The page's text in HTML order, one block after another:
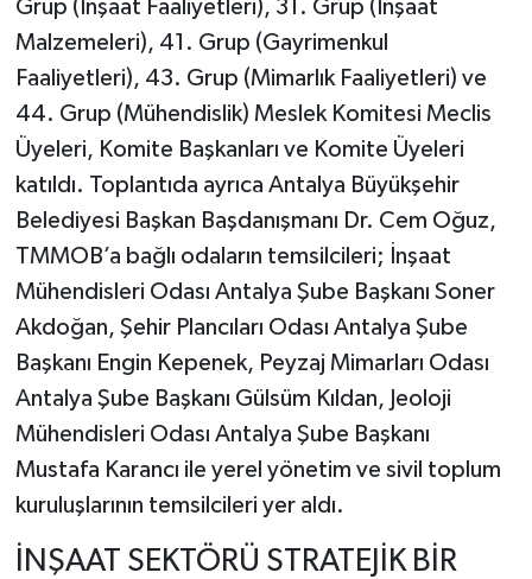
Grup (İnşaat Faaliyetleri), 31. Grup (İnşaat
Malzemeleri), 41. Grup (Gayrimenkul
Faaliyetleri), 43. Grup (Mimarlık Faaliyetleri) ve
44. Grup (Mühendislik) Meslek Komitesi Meclis
Üyeleri, Komite Başkanları ve Komite Üyeleri
katıldı. Toplantıda ayrıca Antalya Büyükşehir
Belediyesi Başkan Başdanışmanı Dr. Cem Oğuz,
TMMOB’a bağlı odaların temsilcileri; İnşaat
Mühendisleri Odası Antalya Şube Başkanı Soner
Akdoğan, Şehir Plancıları Odası Antalya Şube
Başkanı Engin Kepenek, Peyzaj Mimarları Odası
Antalya Şube Başkanı Gülsüm Kıldan, Jeoloji
Mühendisleri Odası Antalya Şube Başkanı
Mustafa Karancı ile yerel yönetim ve sivil toplum
kuruluşlarının temsilcileri yer aldı.
İNŞAAT SEKTÖRÜ STRATEJİK BİR